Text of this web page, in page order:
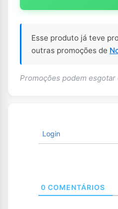
Esse produto já teve
outras promoções de
Promoções podem
Login
0 COMENTÁRIOS